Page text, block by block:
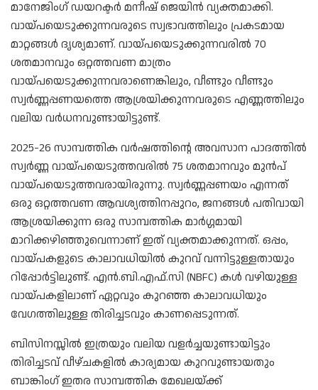
മാനേജിംഗ് ഡയറക്ടർ മനീഷ് ജെയിൻ വ്യക്തമാക്കി.
വായ്പയെടുക്കുന്നവരുടെ സ്വഭാവത്തിലും പ്രകടമായ
മാറ്റങ്ങൾ ദൃശ്യമാണ്. വായ്പയെടുക്കുന്നവരിൽ 70
ശതമാനവും ഒറ്റത്തവണ മാത്രം
വായ്പയെടുക്കുന്നവരാണെങ്കിലും, വീണ്ടും വീണ്ടും
സ്വർണ്ണപ്പണയത്തെ ആശ്രയിക്കുന്നവരുടെ എണ്ണത്തിലും
വലിയ വർധനവുണ്ടായിട്ടുണ്ട്.
2025-26 സാമ്പത്തിക വർഷത്തിന്റെ അവസാന പാദത്തിൽ
സ്വർണ്ണ വായ്പയെടുത്തവരിൽ 75 ശതമാനവും മുൻപ്
വായ്പയെടുത്തവരായിരുന്നു. സ്വർണ്ണപ്പണയം എന്നത്
ഒരു ഒറ്റത്തവണ ആവശ്യത്തിനപ്പുറം, ജനങ്ങൾ പതിവായി
ആശ്രയിക്കുന്ന ഒരു സാമ്പത്തിക മാർഗ്ഗമായി
മാറിക്കഴിഞ്ഞുവെന്നാണ് ഇത് വ്യക്തമാക്കുന്നത്. ഒപ്പം,
വായ്പകളുടെ കാലാവധിയിൽ കുറവ് വന്നിട്ടുള്ളതായും
റിപ്പോർട്ടിലുണ്ട്. എൻ.ബി.എഫ്.സി (NBFC) കൾ വഴിയുള്ള
വായ്പകളിലാണ് ഏറ്റവും കുറഞ്ഞ കാലാവധിയും
വേഗത്തിലുള്ള തിരിച്ചടവും കാണപ്പെടുന്നത്.
ബിസിനസ്സിൽ ഇത്രയും വലിയ വളർച്ചയുണ്ടായിട്ടും
തിരിച്ചടവ് വീഴ്ചകളിൽ കാര്യമായ കുറവുണ്ടായതും
ബാങ്കിംഗ് ഇതര സാമ്പത്തിക മേഖലയ്ക്ക്